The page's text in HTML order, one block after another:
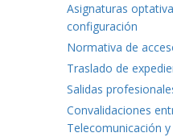
Asignaturas
configuración
Normativa de
Traslado de
Salidas
Convalidaciones
Telecomunicación